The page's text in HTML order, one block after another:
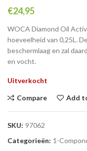
€24,95
WOCA Diamond Oil
hoeveelheid van 0,25L.
beschermlaag en zal
en vocht.
Uitverkocht
Compare Add
SKU: 97062
Categorieën: 1-